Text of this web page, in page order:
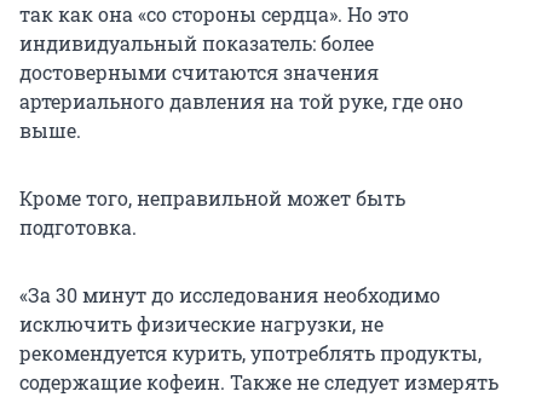
так как она «со стороны сердца». Но это
индивидуальный показатель: более
достоверными считаются значения
артериального давления на той руке, где оно
выше.
Кроме того, неправильной может быть
подготовка.
«За 30 минут до исследования необходимо
исключить физические нагрузки, не
рекомендуется курить, употреблять продукты,
содержащие кофеин. Также не следует измерять